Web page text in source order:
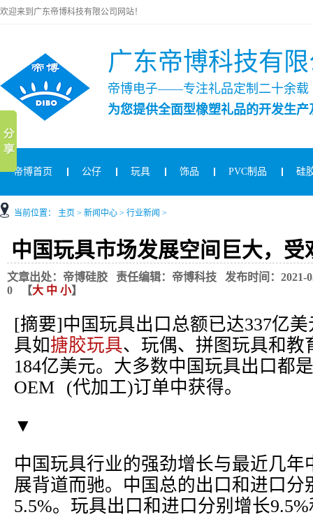
欢迎来到广东帝博科技有限公司网站！
广东帝博科技有
帝博电子——专注礼品定制二十余载
为您提供全面型橡塑礼品的开发生产
帝博首页 公仔 玩具 饰品 PVC制品 硅
当前位置： 主页 > 新闻中心 > 行业新闻 >
中国玩具市场发展空间巨大，受
文章出处：帝博硅胶 责任编辑：帝博科技 发布时间：2021-
0 【大 中 小】
[摘要]中国玩具出口总额已达337亿
具如搪胶玩具、玩偶、拼图玩具和教
184亿美元。大多数中国玩具出口都
OEM (代加工)订单中获得。
▼
中国玩具行业的强劲增长与最近几年
展背道而驰。中国总的出口和进口分
5.5%。玩具出口和进口分别增长9.5%